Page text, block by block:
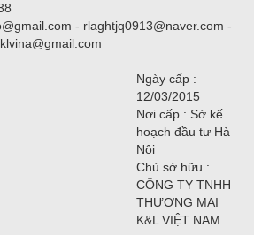
- rlaghtjq0913@naver.com -
Ngày cấp :
12/03/2015
Nơi cấp : Sở kế
hoạch đầu tư Hà
Nội
Chủ sở hữu :
CÔNG TY TNHH
THƯƠNG MẠI
K&L VIỆT NAM